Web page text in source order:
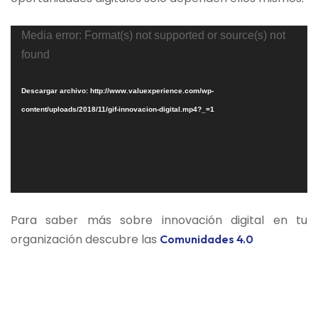
Reproductor
de
Media error: Format(s) not supported or source(s) not
found
Descargar archivo: http://www.valuexperience.com/wp-
content/uploads/2018/11/gif-innovacion-digital.mp4?_=1
Para saber más sobre innovación digital en tu
organización descubre las Comunidades 4.0